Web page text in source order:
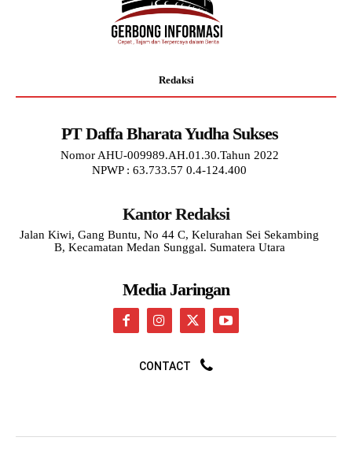
Redaksi
PT Daffa Bharata Yudha Sukses
Nomor AHU-009989.AH.01.30.Tahun 2022
NPWP : 63.733.57 0.4-124.400
Kantor Redaksi
Jalan Kiwi, Gang Buntu, No 44 C, Kelurahan Sei Sekambing
B, Kecamatan Medan Sunggal. Sumatera Utara
Media Jaringan
CONTACT